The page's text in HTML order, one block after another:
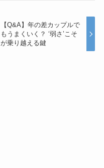
【Q&A】年の差カップルで
もうまくいく？ ‘弱さ’こそ
が乗り越える鍵